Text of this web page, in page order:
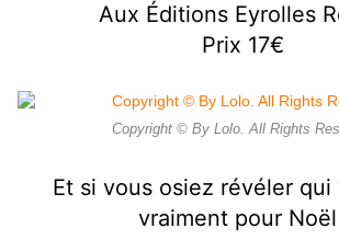
Aux Éditions Eyrolles
Prix 17€
Copyright © By Lolo. All Rights
Et si vous osiez révéler qui
vraiment pour Noël